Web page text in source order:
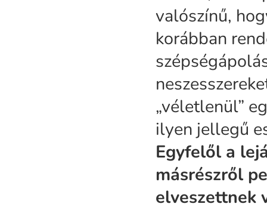
valószínű,
korábban
„véletlenül”
ilyen jellegű
Egyfelől a
másrészről
elveszettnek